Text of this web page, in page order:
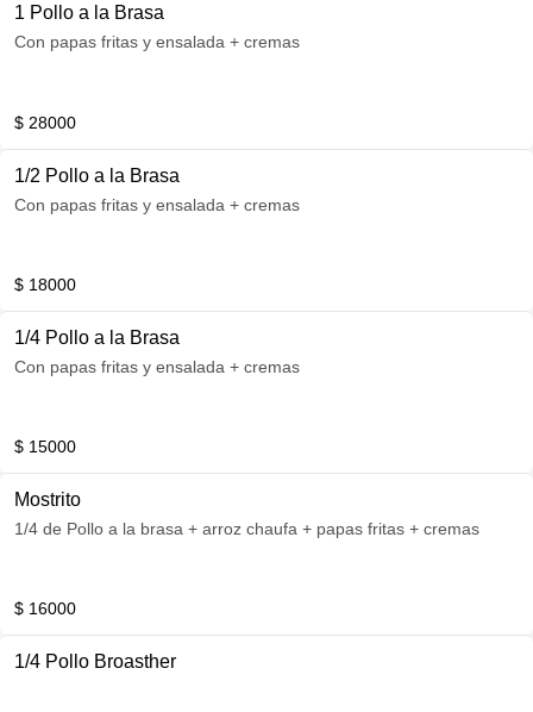
1 Pollo a la Brasa
Con papas fritas y ensalada + cremas
$ 28000
1/2 Pollo a la Brasa
Con papas fritas y ensalada + cremas
$ 18000
1/4 Pollo a la Brasa
Con papas fritas y ensalada + cremas
$ 15000
Mostrito
1/4 de Pollo a la brasa + arroz chaufa + papas fritas + cremas
$ 16000
1/4 Pollo Broasther